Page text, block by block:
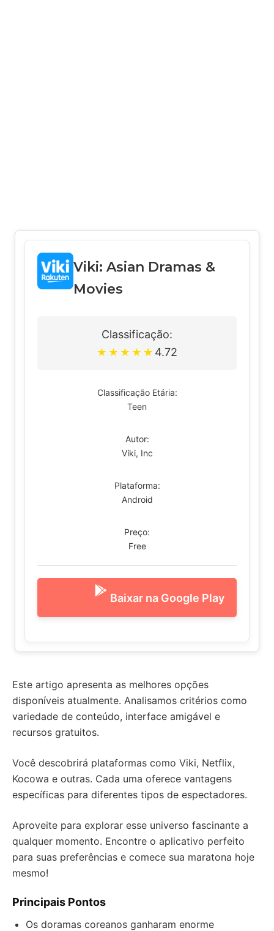
Viki: Asian Dramas &
Movies
Classificação:
★ ★ ★ ★ ★ 4.72
Classificação Etária:
Teen
Autor:
Viki, Inc
Plataforma:
Android
Preço:
Free
Baixar na Google Play
Este artigo apresenta as melhores opções
disponíveis atualmente. Analisamos critérios como
variedade de conteúdo, interface amigável e
recursos gratuitos.
Você descobrirá plataformas como Viki, Netflix,
Kocowa e outras. Cada uma oferece vantagens
específicas para diferentes tipos de espectadores.
Aproveite para explorar esse universo fascinante a
qualquer momento. Encontre o aplicativo perfeito
para suas preferências e comece sua maratona hoje
mesmo!
Principais Pontos
Os doramas coreanos ganharam enorme